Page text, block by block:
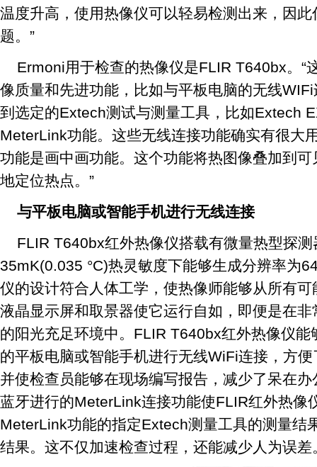
温度升高，使用热像仪可以轻易检测出来，因
题。”
Ermoni用于检查的热像仪是FLIR T640bx。“
像质量和先进功能，比如与平板电脑的无线
到选定的Extech测试与测量工具，比如Extech
MeterLink功能。这些无线连接功能确实有很大
功能是画中画功能。这个功能将热图像叠加到
地定位热点。”
与平板电脑或智能手机进行无线连接
FLIR T640bx红外热像仪搭载有微量热型探
35mK(0.035 °C)热灵敏度下能够生成分辨率为
仪的设计符合人体工学，使热像师能够从所有
液晶显示屏和取景器使它运行自如，即便是在
的阳光充足环境中。FLIR T640bx红外热像仪
的平板电脑或智能手机进行无线WiFi连接，方
并使检查员能够在现场编写报告，减少了呆在
蓝牙进行的MeterLink连接功能使FLIR红外热像
MeterLink功能的指定Extech测量工具的测量结
结果。这不仅加速检查过程，还能减少人为误